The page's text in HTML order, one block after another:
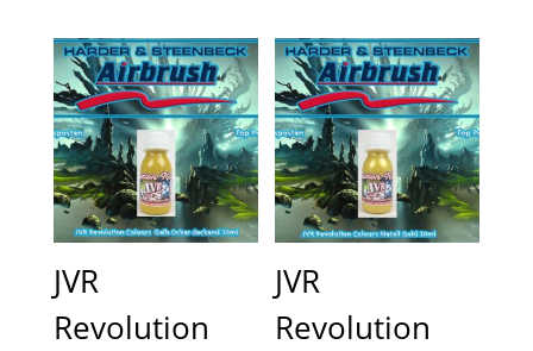
JVR
Revolution
JVR
Revolution